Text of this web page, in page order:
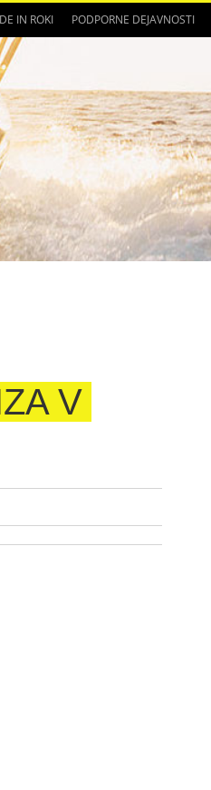
IN ROKI PODPORNE DEJAVNOSTI
V